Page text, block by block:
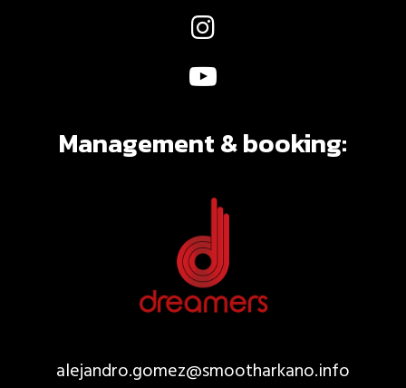
Management & booking:
alejandro.gomez@smootharkano.info